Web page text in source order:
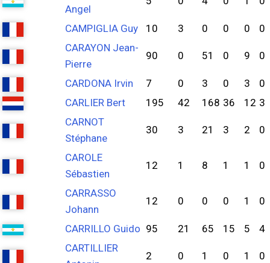
Angel
CAMPIGLIA Guy 10 3 0 0 0
0
CARAYON Jean-
Pierre
90 0 51 0 9 0
CARDONA Irvin 7 0 3 0 3
0
CARLIER Bert
195 42 168 36 12 3
CARNOT
Stéphane
30 3 21 3 2 0
CAROLE
Sébastien
12 1 8 1 1 0
CARRASSO
Johann
12 0 0 0 1 0
CARRILLO Guido 95 21 65 15 5
4
CARTILLIER
2 0 1 0 1 0